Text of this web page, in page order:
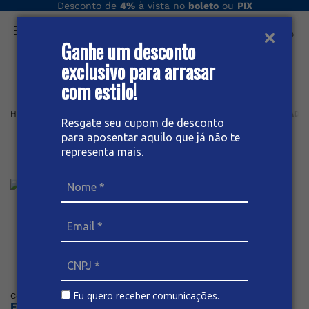
Ganhe um desconto
exclusivo para arrasar
com estilo!
Resgate seu cupom de desconto
para aposentar aquilo que já não te
representa mais.
Eu quero receber comunicações.
Desconto de 4%à vista no boletoou PIX
O que você procura hoje?
Home
Calça Jeans Tradicional
Masculina
Posicione o mouse sob a imagem para dar zoom
Código 63988 BIVIK